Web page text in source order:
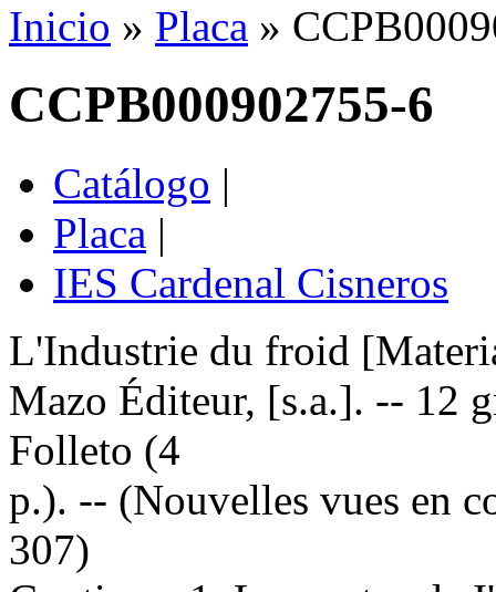
Inicio » Placa »
CCPB000902755-6
Catálogo |
Placa |
IES Cardenal Cisneros
L'Industrie du froid
Mazo Éditeur, [s.a.]. -- 12
Folleto (4
p.). -- (Nouvelles vues en
307)